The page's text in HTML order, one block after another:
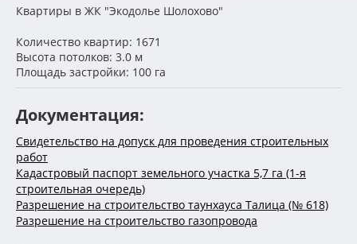
Квартиры в ЖК "Экодолье Шолохово"
Количество квартир: 1671
Высота потолков: 3.0 м
Площадь застройки: 100 га
Документация:
Свидетельство на допуск для проведения строительных
работ
Кадастровый паспорт земельного участка 5,7 га (1-я
строительная очередь)
Разрешение на строительство таунхауса Талица (№ 618)
Разрешение на строительство газопровода